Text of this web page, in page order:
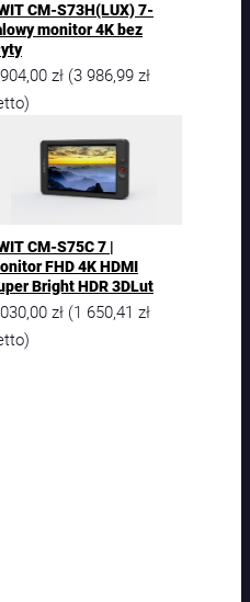
CM-S73H(LUX) 7-
monitor 4K bez
zł (3 986,99 zł
CM-S75C 7 |
FHD 4K HDMI
Bright HDR 3DLut
zł (1 650,41 zł